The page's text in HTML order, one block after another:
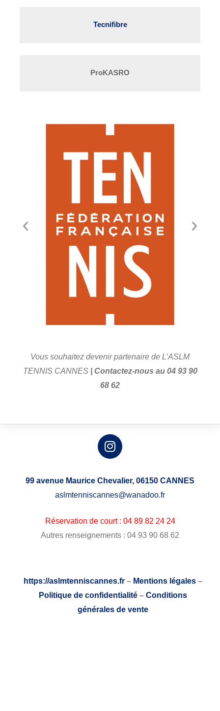
Tecnifibre
ProKASRO
Vous souhaitez devenir partenaire de L’ASLM
TENNIS CANNES| Contactez-nous au 04 93 90
68 62
99 avenue Maurice Chevalier, 06150 CANNES
aslmtenniscannes@wanadoo.fr
Réservation de court : 04 89 82 24 24
Autres renseignements : 04 93 90 68 62
https://aslmtenniscannes.fr – Mentions légales –
Politique de confidentialité – Conditions
générales de vente